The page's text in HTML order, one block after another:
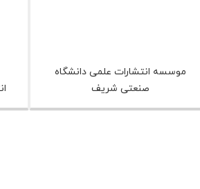
موسسه انتشارات علمی دانشگاه
صنعتی شریف